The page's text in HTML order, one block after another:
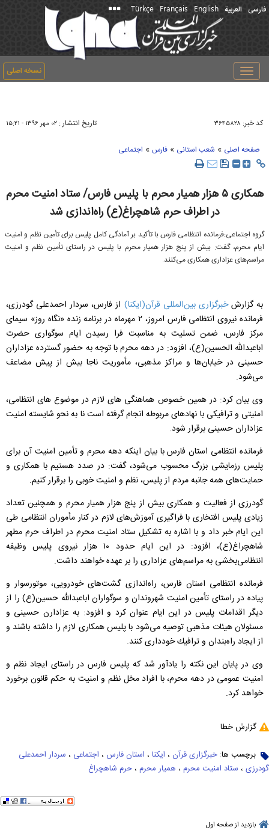
فارسی العربیة English
Français
Türkçe
نسخه اصلی
Toggle
navigation
کد خبر: ۳۶۴۵۸۲۸ تاریخ انتشار : ۰۲ مهر ۱۳۹۶ - ۱۵:۲۱
صفحه اصلی » شعب استانی » فارس » اجتماعی
همكاری ۵ هزار همیار محرم با پلیس فارس/ ستاد امنیت محرم
در اطراف حرم شاهچراغ(ع) راه‌اندازی شد
گروه اجتماعی:‌فرمانده انتظامی فارس با تأكید بر آمادگی كامل پلیس برای تأمین نظم و امنیت
ایام محرم، گفت: بیش از پنج هزار همیار محرم با پلیس در راستای تأمین نظم و امنیت
مراسم‌های عزاداری همكاری می‌كنند.
به گزارشخبرگزاری بین‌المللی قرآن(ایكنا) از فارس، سردار احمدعلی گودرزی،
فرمانده نیروی انتظامی فارس امروز، ۲ مهرماه در برنامه زنده «نگاه روز» سیمای
مركز فارس، ضمن تسلیت به مناسبت فرا رسیدن ایام سوگواری حضرت
اباعبدالله الحسین(ع)، افزود: در دهه محرم با توجه به حضور گسترده عزاداران
حسینی در خیابان‌ها و مراكز مذهبی، مأموریت ناجا بیش از پیش مضاعف
می‌شود.
وی بیان كرد: در همین خصوص هماهنگی های لازم در موضوع های انتظامی،
امنیتی و ترافیكی با نهادهای مربوطه انجام گرفته است نا به نحو شایسته امنیت
عزاداران حسینی برقرار شود.
فرمانده انتظامی استان فارس با بیان اینكه دهه محرم و تأمین امنیت آن برای
پلیس رزمایشی بزرگ محسوب می‌شود، گفت: در صدد هستیم با همكاری و
حمایت‌های همه جانبه مردم از پلیس، نظم و امنیت خوبی را برقرار كنیم.
گودرزی از فعالیت و همكاری بیش از پنج هزار همیار محرم و همچنین تعداد
زیادی پلیس افتخاری با فراگیری آموزش‌های لازم در كنار مأموران انتظامی طی
این ایام خبر داد و با اشاره به تشكیل ستاد امنیت محرم در اطراف حرم مطهر
شاهچراغ(ع)، افزود: در این ایام حدود ۱۰ هزار نیروی پلیس وظیفه
انتظامی‌بخشی به مراسم‌های عزاداری را بر عهده خواهند داشت.
فرمانده انتظامی استان فارس، راه‌اندازی گشت‌های خودرویی، موتورسوار و
پیاده در راستای تأمین امنیت شهروندان و سوگواران اباعبدالله حسین(ع) را از
دیگر اقدامات پلیس در این ایام عنوان كرد و افزود: به عزادارن حسینی و
مسئولان هیئات مذهبی توصیه می‌شود با پلیس همكاری لازم را داشته باشند و
از ایجاد راه‌بندان و ترافیك خودداری كنند.
وی در پایان این نكته را یادآور شد كه پلیس فارس در راستای ایجاد نظم و
امنیت عمومی در دهه محرم، با افراد مخل نظم و امنیت به حكم قانون برخورد
خواهد كرد.
گزارش خطا
برچسب ها: خبرگزاری قرآن ، ایکنا ، استان فارس ، اجتماعی ، سردار احمدعلی
گودرزی ، ستاد امنیت محرم ، همیار محرم ، حرم شاهچراغ
بازدید از صفحه اول